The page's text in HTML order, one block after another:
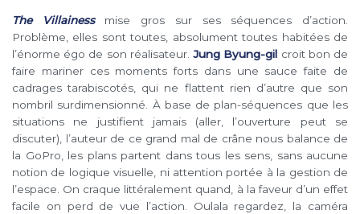
The Villainessmise gros sur ses séquences d’action.
Problème, elles sont toutes, absolument toutes habitées de
l’énorme égo de son réalisateur.Jung Byung-gil croit bon de
faire mariner ces moments forts dans une sauce faite de
cadrages tarabiscotés, qui ne flattent rien d’autre que son
nombril surdimensionné. À base de plan-séquences que les
situations ne justifient jamais (aller, l’ouverture peut se
discuter), l’auteur de ce grand mal de crâne nous balance de
la GoPro, les plans partent dans tous les sens, sans aucune
notion de logique visuelle, ni attention portée à la gestion de
l’espace. On craque littéralement quand, à la faveur d’un effet
facile on perd de vue l’action. Oulala regardez, la caméra